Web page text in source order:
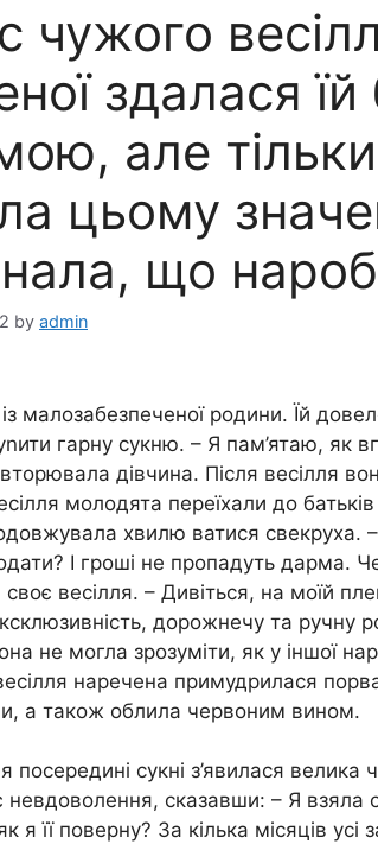
чужого
здалася
але
цьому
що
by admin
малозабезпеченої родини. Їй
гарну сукню. – Я пам’ятаю, як
дівчина. Після весілля
молодята переїхали до
хвилю ватися свекруха.
І гроші не пропадуть дарма.
своє весілля. – Дивіться, на моїй
дорожнечу та ручну
не могла зрозуміти, як у іншої
наречена примудрилася
а також облила червоним вином.
посередині сукні з’явилася
невдоволення, сказавши: – Я взяла
я її поверну? За кілька місяців